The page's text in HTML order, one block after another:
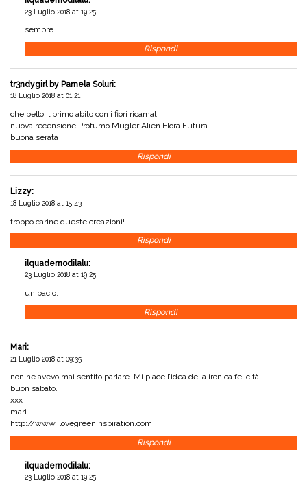
23 Luglio 2018 at 19:25
sempre.
Rispondi
tr3ndygirl by Pamela Soluri:
18 Luglio 2018 at 01:21
che bello il primo abito con i fiori ricamati
nuova recensione Profumo Mugler Alien Flora Futura
buona serata
Rispondi
Lizzy:
18 Luglio 2018 at 15:43
troppo carine queste creazioni!
Rispondi
ilquadernodilalu:
23 Luglio 2018 at 19:25
un bacio.
Rispondi
Mari:
21 Luglio 2018 at 09:35
non ne avevo mai sentito parlare. Mi piace l’idea della ironica felicità.
buon sabato.
xxx
mari
http://www.ilovegreeninspiration.com
Rispondi
ilquadernodilalu:
23 Luglio 2018 at 19:25